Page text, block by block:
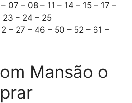
07 – 08 – 11 – 14 – 15 – 17 –
23 – 24 – 25
– 27 – 46 – 50 – 52 – 61 –
Mansão o